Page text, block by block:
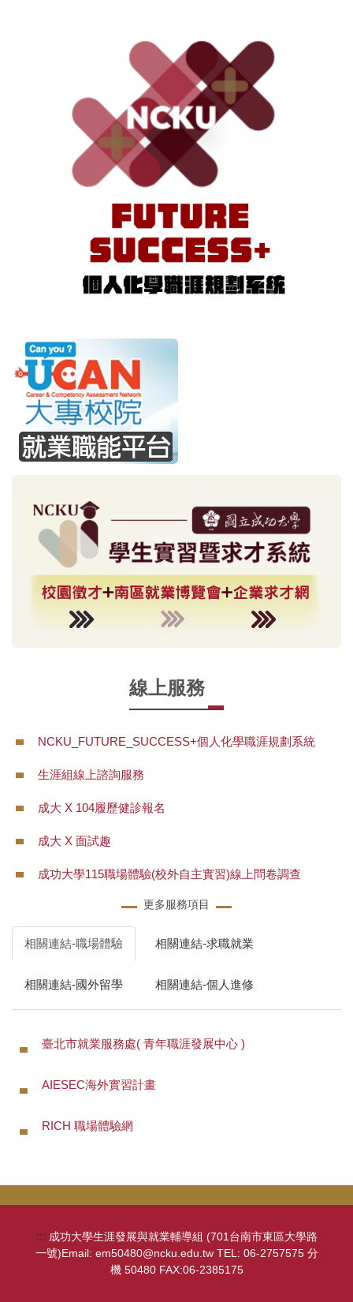
線上服務
NCKU_FUTURE_SUCCESS+個人化學職涯規劃系統
生涯組線上諮詢服務
成大 X 104履歷健診報名
成大 X 面試趣
成功大學115職場體驗(校外自主實習)線上問卷調查
更多服務項目
相關連結-職場體驗 相關連結-求職就業
相關連結-國外留學 相關連結-個人進修
臺北市就業服務處( 青年職涯發展中心 )
AIESEC海外實習計畫
RICH 職場體驗網
::: 成功大學生涯發展與就業輔導組 (701台南市東區大學路
一號)Email: em50480@ncku.edu.tw TEL: 06-2757575 分
機 50480 FAX:06-2385175